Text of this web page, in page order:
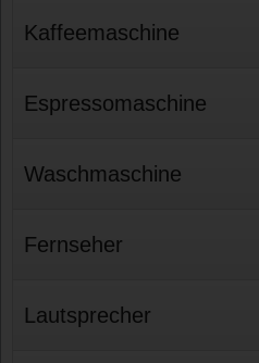
Kaffeemaschine
Espressomaschine
Waschmaschine
Fernseher
Lautsprecher